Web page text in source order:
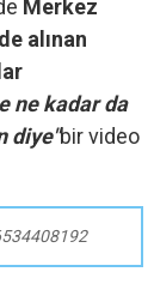
YENİ
yönetmeni?
Merkez
alınan
ne kadar da
diye"bir video